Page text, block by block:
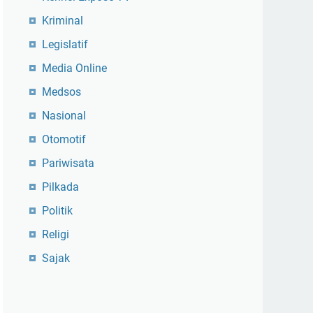
Kriminal
Legislatif
Media Online
Medsos
Nasional
Otomotif
Pariwisata
Pilkada
Politik
Religi
Sajak